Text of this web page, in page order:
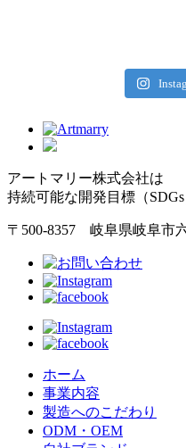
アートマリー株式会社は
持続可能な開発目標（
〒500-8357 岐阜県岐阜市
ホーム
事業内容
製造へのこだわり
ODM・OEM